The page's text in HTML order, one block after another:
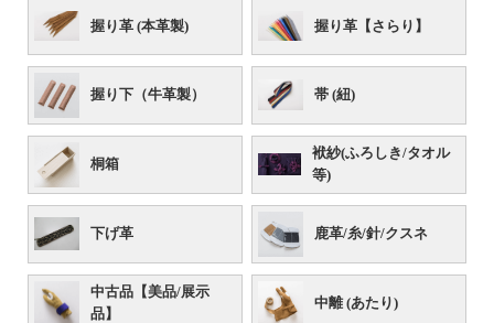
握り革 (本革製) 握り革【さらり】
握り下（牛革製） 帯 (紐)
桐箱
袱紗(ふろしき/タオル
等)
下げ革 鹿革/糸/針/クスネ
中古品【美品/展示
品】
中離 (あたり)